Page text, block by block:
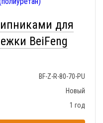
для
BeiFeng
BF-Z-R-80-70-PU
Новый
1 год